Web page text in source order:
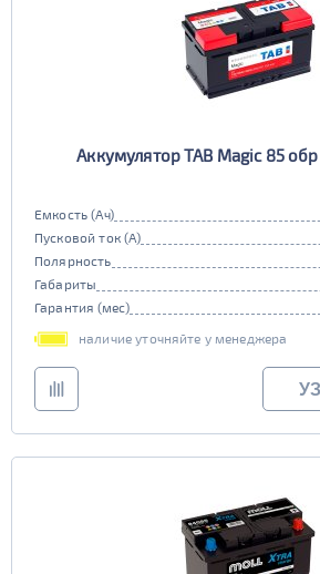
Аккумулятор TAB Magic 85
Емкость (Ач)
Пусковой ток (А)
Полярность
Габариты
Гарантия (мес)
наличие уточняйте у менеджера